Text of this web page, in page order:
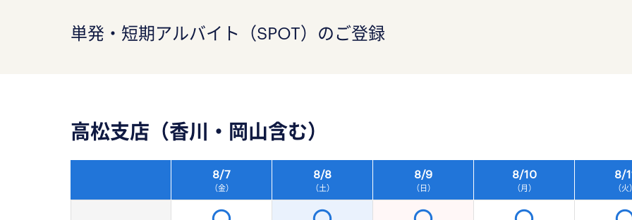
単発・短期アルバイト（SPOT）のご登録
高松支店（香川・岡山含む）
8/7
（金）
8/8
（土）
8/9
（日）
8/10
（月）
8/
（火）